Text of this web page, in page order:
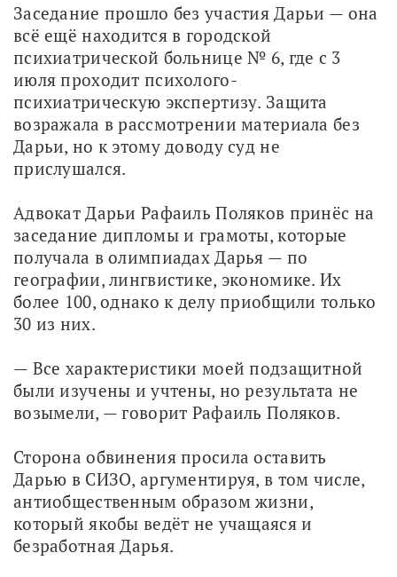
Заседание прошло без участия Дарьи — она
всё ещё находится в городской
психиатрической больнице № 6, где с 3
июля проходит психолого-
психиатрическую экспертизу. Защита
возражала в рассмотрении материала без
Дарьи, но к этому доводу суд не
прислушался.
Адвокат Дарьи Рафаиль Поляков принёс на
заседание дипломы и грамоты, которые
получала в олимпиадах Дарья — по
географии, лингвистике, экономике. Их
более 100, однако к делу приобщили только
30 из них.
— Все характеристики моей подзащитной
были изучены и учтены, но результата не
возымели, — говорит Рафаиль Поляков.
Сторона обвинения просила оставить
Дарью в СИЗО, аргументируя, в том числе,
антиобщественным образом жизни,
который якобы ведёт не учащаяся и
безработная Дарья.